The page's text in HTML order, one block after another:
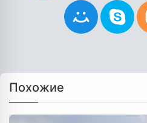
Похожие